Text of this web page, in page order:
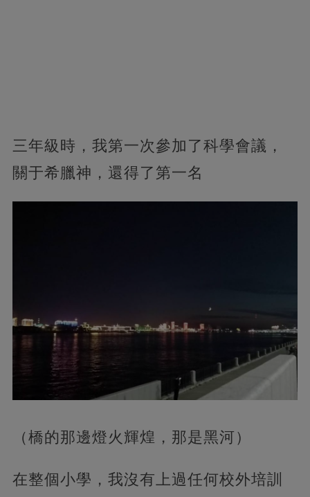
三年級時，我第一次參加了科學會議，
關于希臘神，還得了第一名
（橋的那邊燈火輝煌，那是黑河）
在整個小學，我沒有上過任何校外培訓